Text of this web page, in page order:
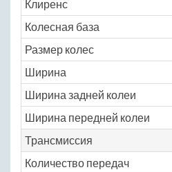
Клиренс
Колесная база
Размер колес
Ширина
Ширина задней колеи
Ширина передней колеи
Трансмиссия
Количество передач